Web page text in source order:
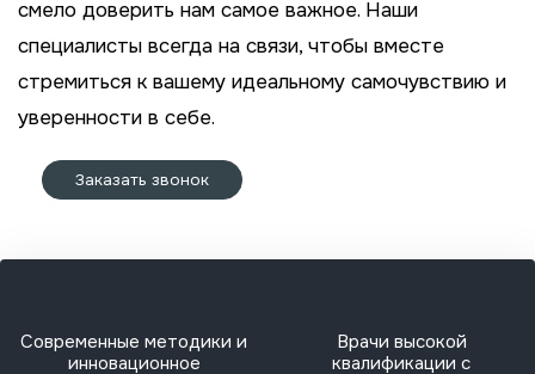
смело доверить нам самое важное. Наши
специалисты всегда на связи, чтобы вместе
стремиться к вашему идеальному самочувствию и
уверенности в себе.
Заказать звонок
Современные методики и
инновационное
Врачи высокой
квалификации с